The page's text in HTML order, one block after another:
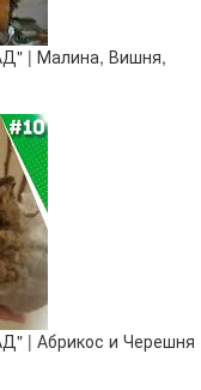
| Малина, Вишня,
| Абрикос и Черешня